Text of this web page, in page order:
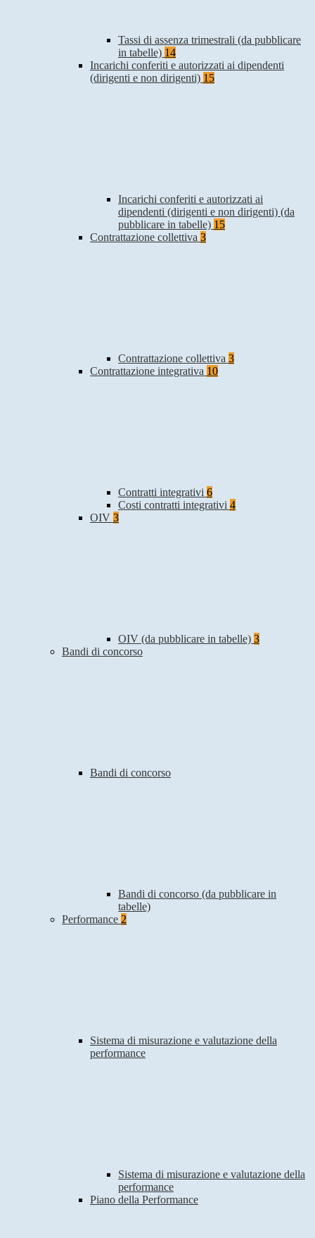
Tassi di assenza trimestrali (da pubblicare
in tabelle) 14
Incarichi conferiti e autorizzati ai dipendenti
(dirigenti e non dirigenti) 15
Incarichi conferiti e autorizzati ai
dipendenti (dirigenti e non dirigenti) (da
pubblicare in tabelle) 15
Contrattazione collettiva 3
Contrattazione collettiva 3
Contrattazione integrativa 10
Contratti integrativi 6
Costi contratti integrativi 4
OIV 3
OIV (da pubblicare in tabelle) 3
Bandi di concorso
Bandi di concorso
Bandi di concorso (da pubblicare in
tabelle)
Performance 2
Sistema di misurazione e valutazione della
performance
Sistema di misurazione e valutazione della
performance
Piano della Performance